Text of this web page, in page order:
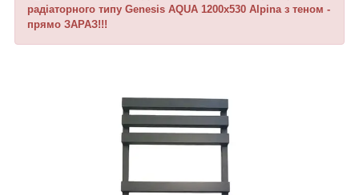
радіаторного типу Genesis AQUA 1200х530 Alpina з теном -
прямо ЗАРАЗ!!!